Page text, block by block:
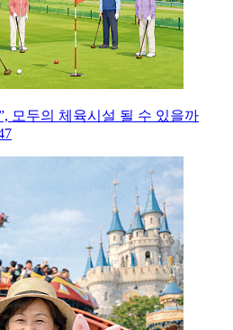
모두의 체육시설 될 수 있을까